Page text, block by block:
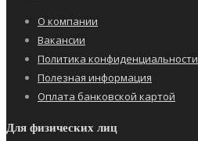
О компании
Вакансии
Политика конфиденциальности
Полезная информация
Оплата банковской картой
Для физических лиц